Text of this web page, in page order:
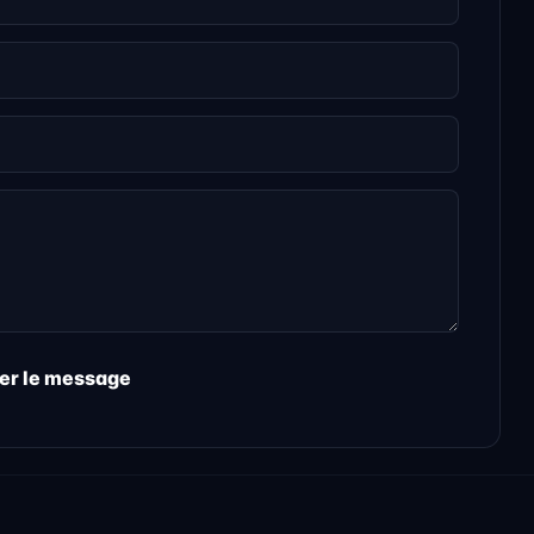
le message